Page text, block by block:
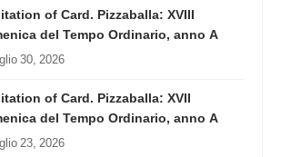
of Card. Pizzaballa: XVIII
del Tempo Ordinario, anno A
30, 2026
of Card. Pizzaballa: XVII
del Tempo Ordinario, anno A
23, 2026